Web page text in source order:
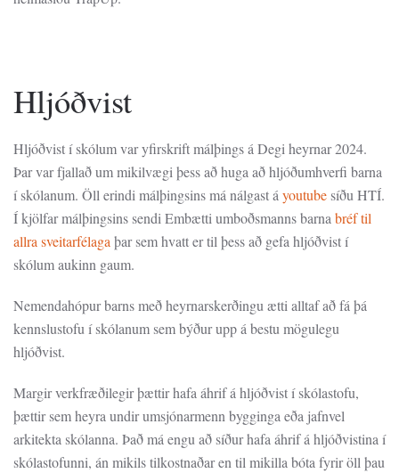
Hljóðvist
Hljóðvist í skólum var yfirskrift málþings á Degi heyrnar 2024.
Þar var fjallað um mikilvægi þess að huga að hljóðumhverfi barna
í skólanum. Öll erindi málþingsins má nálgast áyoutubesíðu HTÍ.
Í kjölfar málþingsins sendi Embætti umboðsmanns barnabréf til
allra sveitarfélagaþar sem hvatt er til þess að gefa hljóðvist í
skólum aukinn gaum.
Nemendahópur barns með heyrnarskerðingu ætti alltaf að fá þá
kennslustofu í skólanum sem býður upp á bestu mögulegu
hljóðvist.
Margir verkfræðilegir þættir hafa áhrif á hljóðvist í skólastofu,
þættir sem heyra undir umsjónarmenn bygginga eða jafnvel
arkitekta skólanna. Það má engu að síður hafa áhrif á hljóðvistina í
skólastofunni, án mikils tilkostnaðar en til mikilla bóta fyrir öll þau